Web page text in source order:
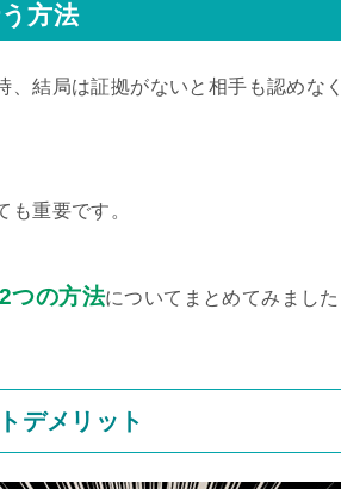
方法
結局は証拠がないと相手も認めな
重要です。
つの方法についてまとめてみました
デメリット